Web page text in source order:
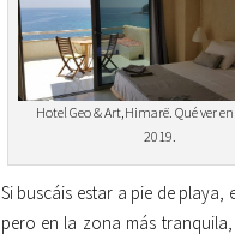
Hotel Geo & Art,Himarë. Qué ver
2019.
Si buscáis estar a pie de playa,
pero en la zona más